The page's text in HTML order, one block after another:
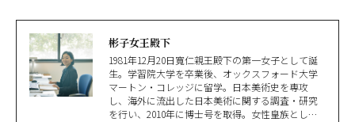
彬子女王殿下
1981年12月20日寬仁親王殿下の第一女子として誕
生。学習院大学を卒業後、オックスフォード大学
マートン・コレッジに留学。日本美術史を専攻
し、海外に流出した日本美術に関する調査・研究
を行い、2010年に博士号を取得。女性皇族として